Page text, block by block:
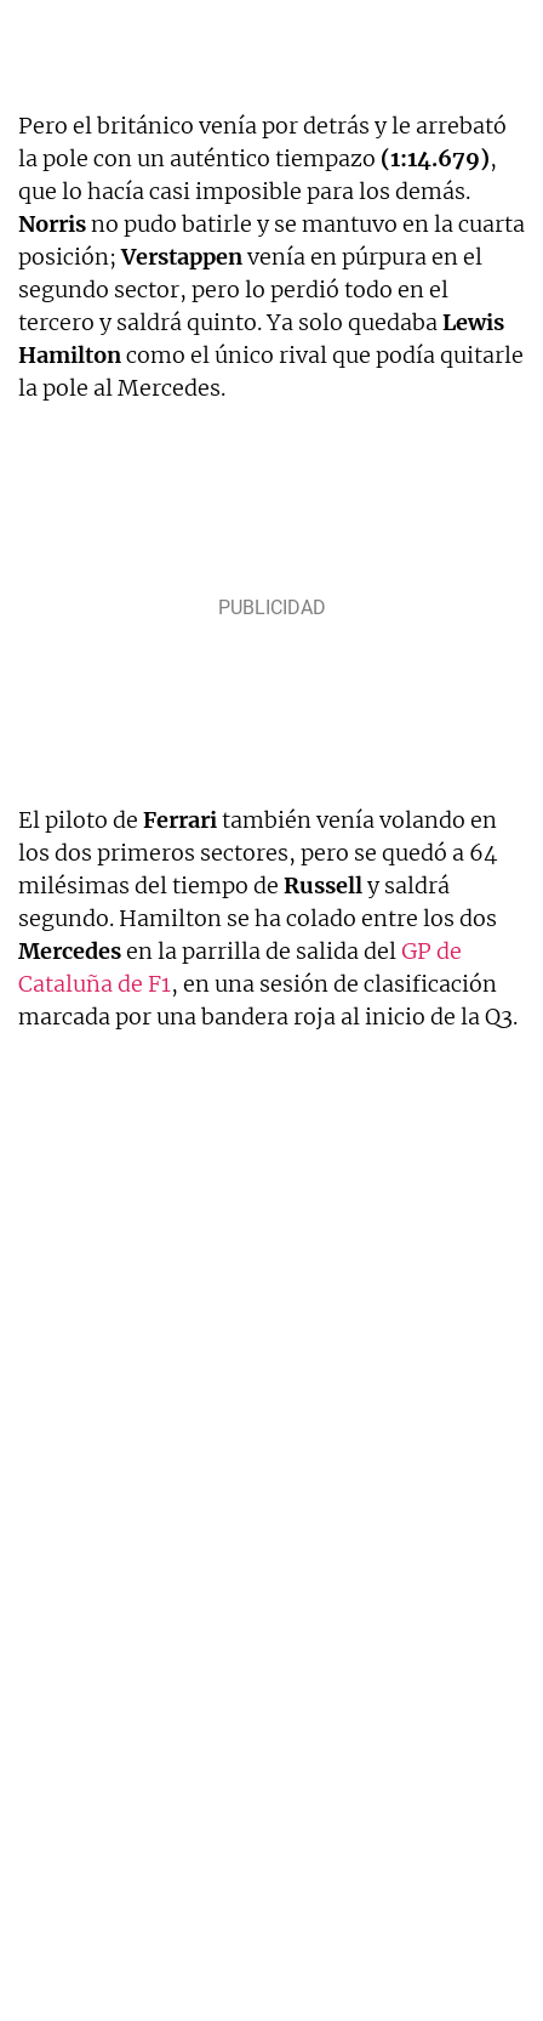
Pero el británico venía por detrás y le arrebató
la pole con un auténtico tiempazo (1:14.679),
que lo hacía casi imposible para los demás.
Norrisno pudo batirle y se mantuvo en la cuarta
posición;Verstappenvenía en púrpura en el
segundo sector, pero lo perdió todo en el
tercero y saldrá quinto. Ya solo quedabaLewis
Hamiltoncomo el único rival que podía quitarle
la pole al Mercedes.
El piloto de Ferraritambién venía volando en
los dos primeros sectores, pero se quedó a 64
milésimas del tiempo de Russelly saldrá
segundo. Hamilton se ha colado entre los dos
Mercedesen la parrilla de salida delGP de
Cataluña de F1, en una sesión de clasificación
marcada por una bandera roja al inicio de la Q3.